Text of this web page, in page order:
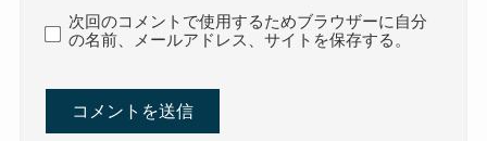
次回のコメントで使用するためブラウザーに自分
の名前、メールアドレス、サイトを保存する。